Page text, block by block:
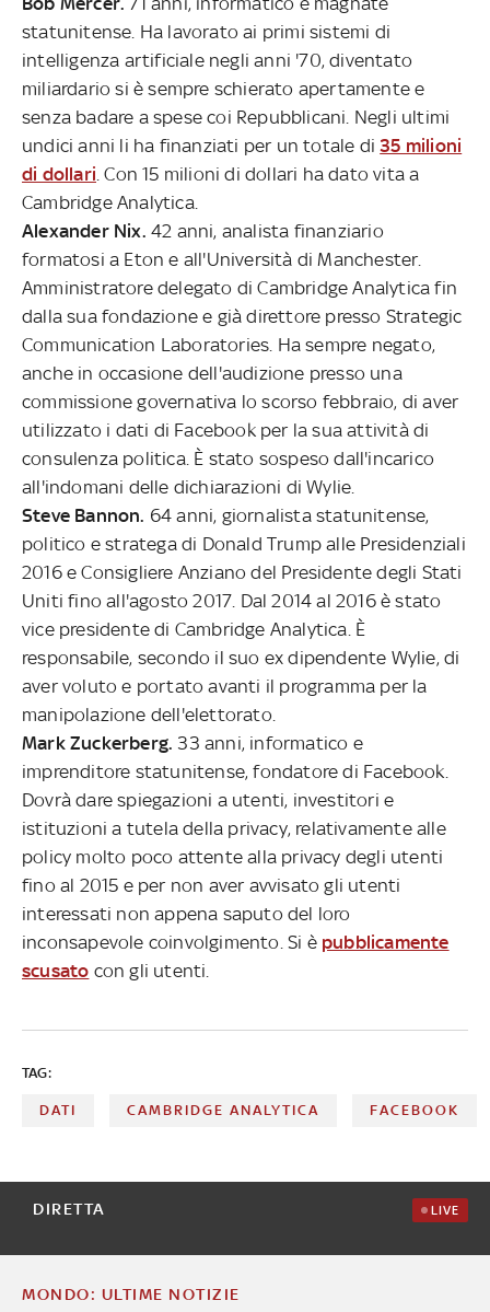
statunitense. Ha lavorato ai primi sistemi di
intelligenza artificiale negli anni '70, diventato
miliardario si è sempre schierato apertamente e
senza badare a spese coi Repubblicani. Negli ultimi
undici anni li ha finanziati per un totale di35 milioni
di dollari . Con 15 milioni di dollari ha dato vita a
Cambridge Analytica.
Alexander Nix. 42 anni, analista finanziario
formatosi a Eton e all'Università di Manchester.
Amministratore delegato di Cambridge Analytica fin
dalla sua fondazione e già direttore presso Strategic
Communication Laboratories. Ha sempre negato,
anche in occasione dell'audizione presso una
commissione governativa lo scorso febbraio, di aver
utilizzato i dati di Facebook per la sua attività di
consulenza politica. È stato sospeso dall'incarico
all'indomani delle dichiarazioni di Wylie.
Steve Bannon. 64 anni, giornalista statunitense,
politico e stratega di Donald Trump alle Presidenziali
2016 e Consigliere Anziano del Presidente degli Stati
Uniti fino all'agosto 2017. Dal 2014 al 2016 è stato
vice presidente di Cambridge Analytica. È
responsabile, secondo il suo ex dipendente Wylie, di
aver voluto e portato avanti il programma per la
manipolazione dell'elettorato.
Mark Zuckerberg. 33 anni, informatico e
imprenditore statunitense, fondatore di Facebook.
Dovrà dare spiegazioni a utenti, investitori e
istituzioni a tutela della privacy, relativamente alle
policy molto poco attente alla privacy degli utenti
fino al 2015 e per non aver avvisato gli utenti
interessati non appena saputo del loro
inconsapevole coinvolgimento. Si è pubblicamente
scusato con gli utenti.
TAG:
DATI CAMBRIDGE ANALYTICA FACEBOOK
DIRETTA LIVE
MONDO: ULTIME NOTIZIE